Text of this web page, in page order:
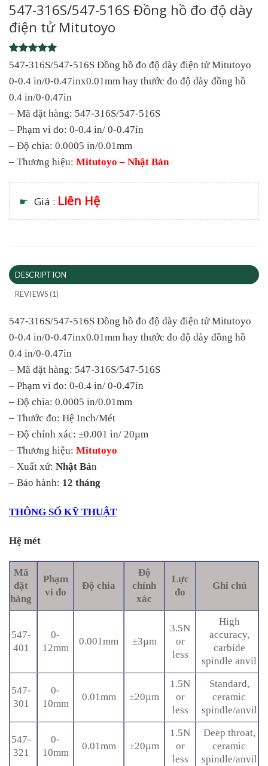
547-316S/547-516S Đồng hồ đo độ dày
điện tử Mitutoyo
Rated5
out of 5
based on
1
rating
547-316S/547-516S Đồng hồ đo độ dày điện tử Mitutoyo
0-0.4 in/0-0.47inx0.01mm hay thước đo độ dày đồng hồ
0.4 in/0-0.47in
– Mã đặt hàng: 547-316S/547-516S
– Phạm vi đo: 0-0.4 in/ 0-0.47in
– Độ chia: 0.0005 in/0.01mm
– Thương hiệu: Mitutoyo – Nhật Bản
☛ Giá : Liên Hệ
DESCRIPTION
REVIEWS (1)
547-316S/547-516S Đồng hồ đo độ dày điện tử Mitutoyo
0-0.4 in/0-0.47inx0.01mm hay thước đo độ dày đồng hồ
0.4 in/0-0.47in
– Mã đặt hàng: 547-316S/547-516S
– Phạm vi đo: 0-0.4 in/ 0-0.47in
– Độ chia: 0.0005 in/0.01mm
– Thước đo: Hệ Inch/Mét
– Độ chính xác: ±0.001 in/ 20µm
– Thương hiệu: Mitutoyo
– Xuất xứ: Nhật Bản
– Bảo hành: 12 tháng
THÔNG SỐ KỸ THUẬT
Hệ mét
Mã
đặt
hàng
Phạm
vi đo
Độ chia
Độ
chính
xác
Lực
đo
Ghi chú
547-
401
0-
12mm
0.001mm ±3µm
3.5N
or
less
High
accuracy,
carbide
spindle anvil
547-
301
0-
10mm
0.01mm ±20µm
1.5N
or
less
Standard,
ceramic
spindle/anvil
547-
321
0-
10mm
0.01mm ±20µm
1.5N
or
less
Deep throat,
ceramic
spindle/anvil